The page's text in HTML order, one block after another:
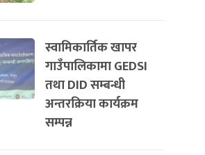
स्वामिकार्तिक खापर
गाउँपालिकामा GEDSI
तथा DID सम्बन्धी
अन्तरक्रिया कार्यक्रम
सम्पन्न